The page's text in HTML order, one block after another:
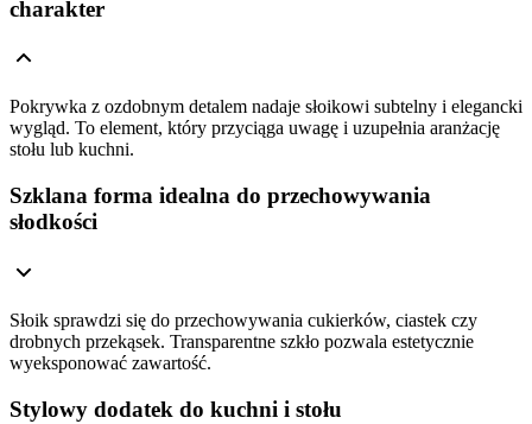
charakter
Pokrywka z ozdobnym detalem nadaje słoikowi subtelny i elegancki
wygląd. To element, który przyciąga uwagę i uzupełnia aranżację
stołu lub kuchni.
Szklana forma idealna do przechowywania
słodkości
Słoik sprawdzi się do przechowywania cukierków, ciastek czy
drobnych przekąsek. Transparentne szkło pozwala estetycznie
wyeksponować zawartość.
Stylowy dodatek do kuchni i stołu